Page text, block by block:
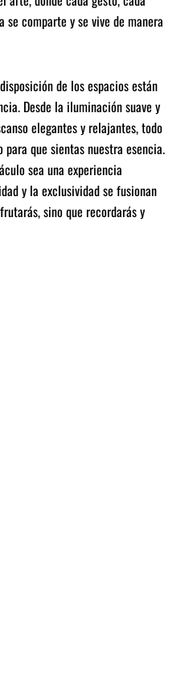
comparte y se vive de manera
de los espacios están
Desde la iluminación suave y
elegantes y relajantes, todo
que sientas nuestra esencia.
sea una experiencia
y la exclusividad se fusionan
sino que recordarás y